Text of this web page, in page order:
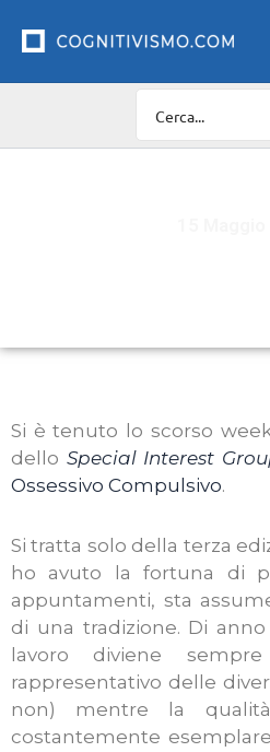
Si è tenuto lo scorso
dello Special Interest
Ossessivo Compulsivo.
Si tratta solo della terza
ho avuto la fortuna di
appuntamenti, sta
di una tradizione. Di
lavoro diviene
rappresentativo delle
non) mentre la
costantemente